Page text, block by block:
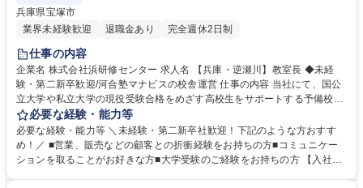
兵庫県宝塚市
業界未経験歓迎
退職金あり 完全週休2日制
仕事の内容
企業名 株式会社浜研修センター 求人名 【兵庫・逆瀬川】教室長 ◆未経
験・第二新卒歓迎/河合塾マナビスの校舎運営 仕事の内容 当社にて、国公
立大学や私立大学の現役受験合格をめざす高校生をサポートする予備校
「河合塾マナビス」の校舎運営をお任せいたします。校舎運営は2人～3名
体制で行いますので未経験の方もご安心ください。 【具体的に】■生徒の
サポート ■アシスタントアドバイザー（大学生アルバイト）のマネジメン
ト ■入塾相談 ■予算・収支管理 ■集客・戦略立案と実行 【運営】生徒数は
必要な経験・能力等
必要な経験・能力等 ＼未経験・第二新卒社歓迎！下記のような方おすす
め！／ ■営業、販売などの顧客との折衝経験をお持ちの方■コミュニケー
ションを取ることがお好きな方■大学受験のご経験をお持ちの方 【入社後